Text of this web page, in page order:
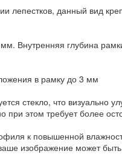
лепестков, данный вид
Внутренняя глубина
в рамку до 3 мм
стекло, что
при этом требует более
к повышенной
изображение может